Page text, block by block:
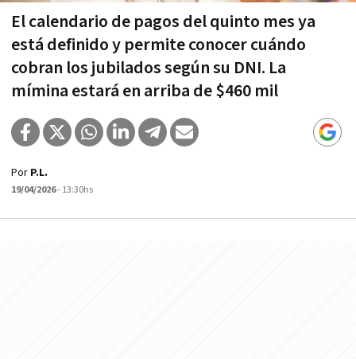
El calendario de pagos del quinto mes ya
está definido y permite conocer cuándo
cobran los jubilados según su DNI. La
mímina estará en arriba de $460 mil
Por P.L.
19/04/2026- 13:30hs